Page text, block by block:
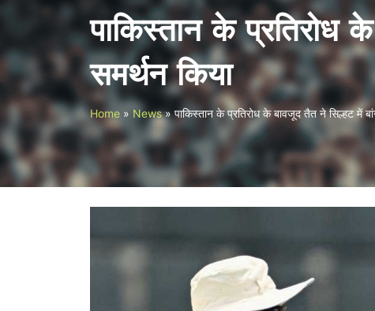
पाकिस्तान के प्रतिरोध
समर्थन किया
Home » News»पाकिस्तान के प्रतिरोध के बावजूद तैत ने सिल्हट में